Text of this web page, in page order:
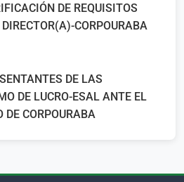
DE REQUISITOS
CORPOURABA
DE LAS
DE LUCRO-ESAL ANTE EL
DE CORPOURABA